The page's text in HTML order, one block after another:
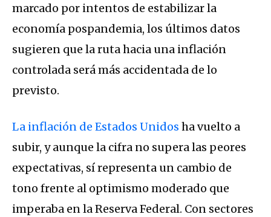
marcado por intentos de estabilizar la
economía pospandemia, los últimos datos
sugieren que la ruta hacia una inflación
controlada será más accidentada de lo
previsto.
La inflación de Estados Unidos ha vuelto a
subir, y aunque la cifra no supera las peores
expectativas, sí representa un cambio de
tono frente al optimismo moderado que
imperaba en la Reserva Federal. Con sectores